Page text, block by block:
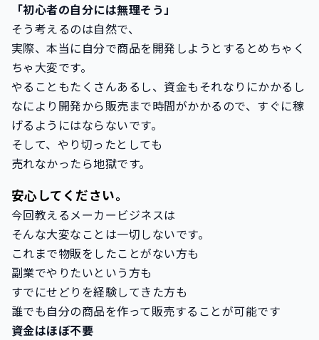
「初心者の自分には無理そう」
そう考えるのは自然で、
実際、本当に自分で商品を開発しようとするとめちゃく
ちゃ大変です。
やることもたくさんあるし、資金もそれなりにかかるし
なにより開発から販売まで時間がかかるので、すぐに稼
げるようにはならないです。
そして、やり切ったとしても
売れなかったら地獄です。
安心してください。
今回教えるメーカービジネスは
そんな大変なことは一切しないです。
これまで物販をしたことがない方も
副業でやりたいという方も
すでにせどりを経験してきた方も
誰でも自分の商品を作って販売することが可能です
資金はほぼ不要